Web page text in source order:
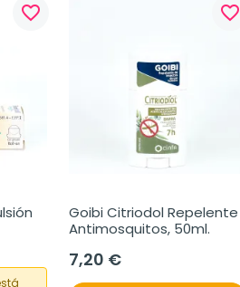
favorite_border favorite_border
Goibi Citriodol Repelente
Antimosquitos, 50ml.
7,20 €